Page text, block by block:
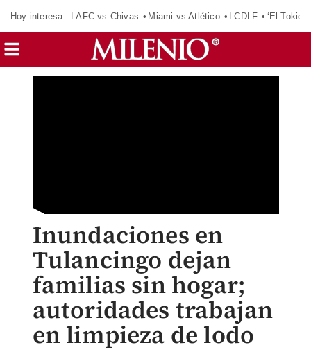
Hoy interesa: LAFC vs Chivas Miami vs Atlético LCDLF ‘El Tokio’
Inundaciones en
Tulancingo dejan
familias sin hogar;
autoridades trabajan
en limpieza de lodo